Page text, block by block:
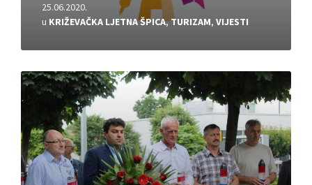
25.06.2020.
u KRIŽEVAČKA LJETNA ŠPICA,TURIZAM, VIJESTI
Pročitajte
više